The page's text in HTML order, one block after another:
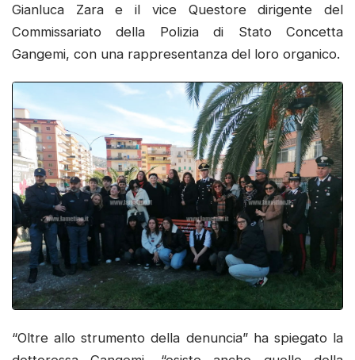
Gianluca Zara e il vice Questore dirigente del
Commissariato della Polizia di Stato Concetta
Gangemi, con una rappresentanza del loro organico.
“Oltre allo strumento della denuncia” ha spiegato la